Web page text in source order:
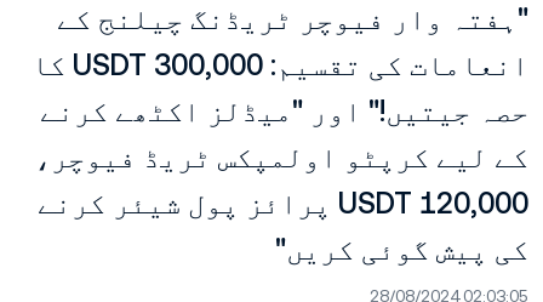
"ہفتہ وار فیوچر ٹریڈنگ چیلنج کے
انعامات کی تقسیم: 300,000 USDT کا
حصہ جیتیں!" اور "میڈلز اکٹھے کرنے
کے لیے کرپٹو اولمپکس ٹریڈ فیوچر،
120,000 USDT پرائز پول شیئر کرنے
کی پیش گوئی کریں"
28/08/2024 02:03:05